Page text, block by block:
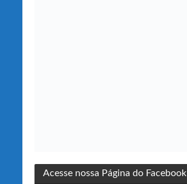
Acesse nossa Página do Facebook